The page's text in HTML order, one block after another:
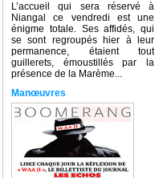
L’accueil qui sera réservé à
Niangal ce vendredi est une
énigme totale. Ses affidés, qui
se sont regroupés hier à leur
permanence, étaient tout
guillerets, émoustillés par la
présence de la Marème...
Manœuvres